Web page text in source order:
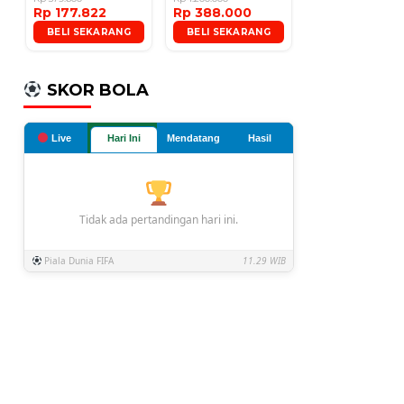
Rp 177.822
BELI SEKARANG
Microphone
Rp 388.000
BELI SEKARANG
SKOR BOLA
Live Hari Ini Mendatang Hasil
Tidak ada pertandingan hari ini.
Piala Dunia FIFA 11.29 WIB